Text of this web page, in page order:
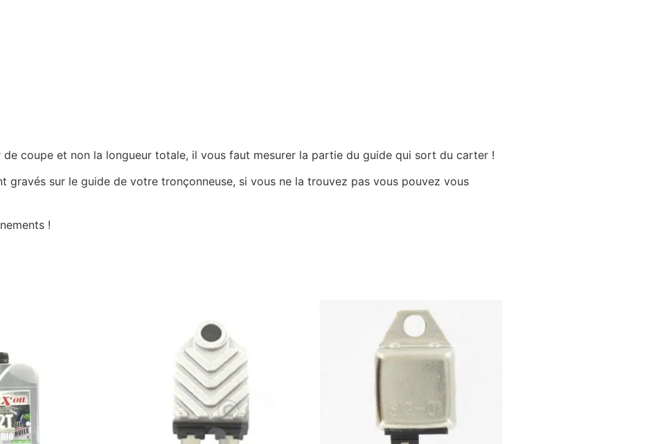
coupe et non la longueur totale, il vous faut mesurer la partie du guide qui sort du carter !
gravés sur le guide de votre tronçonneuse, si vous ne la trouvez pas vous pouvez vous
!